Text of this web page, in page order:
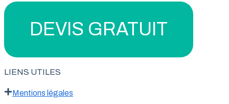
DEVIS GRATUIT
LIENS UTILES
Mentions légales